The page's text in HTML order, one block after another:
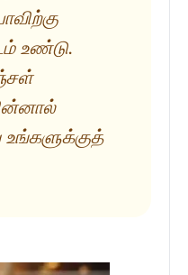
உண்டு.
உங்களுக்குத்